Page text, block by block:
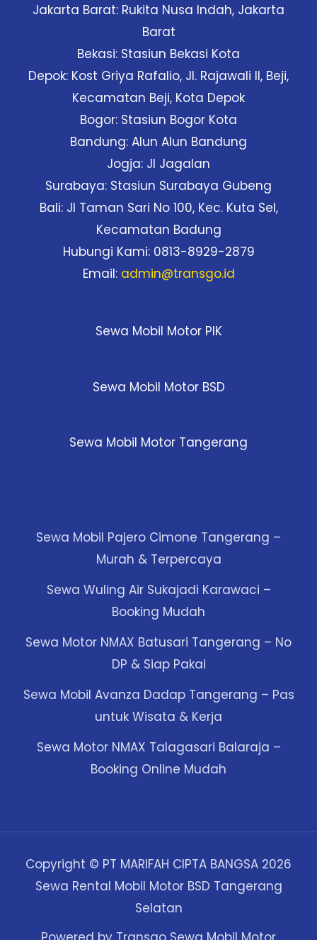
Jakarta Barat: Rukita Nusa Indah, Jakarta
Barat
Bekasi: Stasiun Bekasi Kota
Depok: Kost Griya Rafalio, Jl. Rajawali II, Beji,
Kecamatan Beji, Kota Depok
Bogor: Stasiun Bogor Kota
Bandung: Alun Alun Bandung
Jogja: Jl Jagalan
Surabaya: Stasiun Surabaya Gubeng
Bali: Jl Taman Sari No 100, Kec. Kuta Sel,
Kecamatan Badung
Hubungi Kami: 0813-8929-2879
Email: admin@transgo.id
Sewa Mobil Motor PIK
Sewa Mobil Motor BSD
Sewa Mobil Motor Tangerang
Sewa Mobil Pajero Cimone Tangerang –
Murah & Terpercaya
Sewa Wuling Air Sukajadi Karawaci –
Booking Mudah
Sewa Motor NMAX Batusari Tangerang – No
DP & Siap Pakai
Sewa Mobil Avanza Dadap Tangerang – Pas
untuk Wisata & Kerja
Sewa Motor NMAX Talagasari Balaraja –
Booking Online Mudah
Copyright © PT MARIFAH CIPTA BANGSA 2026
Sewa Rental Mobil Motor BSD Tangerang
Selatan